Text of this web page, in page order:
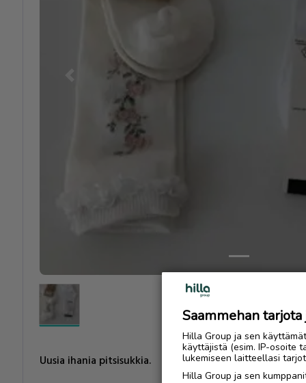
Previous
Uusia ihania pitsisukkia.
Saammehan
Hilla Group ja sen
käyttäjistä (esim. IP-osoite
lukemiseen laitteellasi
Hilla Group ja sen